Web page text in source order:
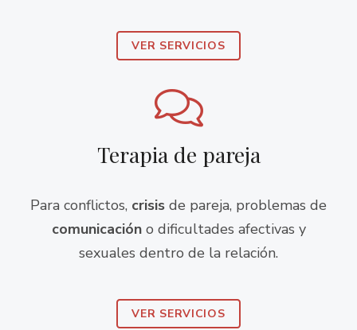
VER SERVICIOS
Terapia de pareja
Para conflictos, crisis de pareja, problemas de
comunicacióno dificultades afectivas y
sexuales dentro de la relación.
VER SERVICIOS